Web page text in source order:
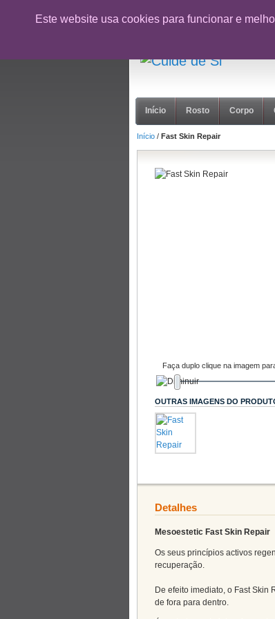
Este website usa cookies para funcionar e
CUPÃO: NOVOCLIENTE26
Início Rosto Corpo
Início / Fast Skin Repair
Faça duplo clique na imagem
OUTRAS IMAGENS DO
Detalhes
Mesoestetic Fast Skin Repair
Os seus princípios activos
recuperação.
De efeito imediato, o Fast Skin
de fora para dentro.